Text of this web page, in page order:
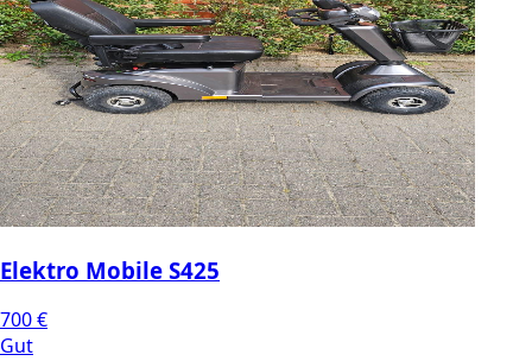
Elektro Mobile S425
700 €
Gut